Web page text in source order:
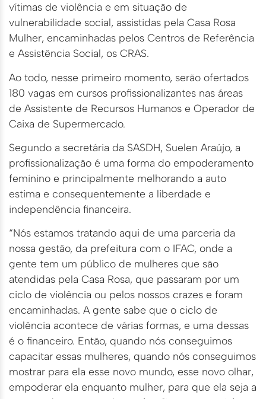
vítimas de violência e em situação de
vulnerabilidade social, assistidas pela Casa Rosa
Mulher, encaminhadas pelos Centros de Referência
e Assistência Social, os CRAS.
Ao todo, nesse primeiro momento, serão ofertados
180 vagas em cursos profissionalizantes nas áreas
de Assistente de Recursos Humanos e Operador de
Caixa de Supermercado.
Segundo a secretária da SASDH, Suelen Araújo, a
profissionalização é uma forma do empoderamento
feminino e principalmente melhorando a auto
estima e consequentemente a liberdade e
independência financeira.
“Nós estamos tratando aqui de uma parceria da
nossa gestão, da prefeitura com o IFAC, onde a
gente tem um público de mulheres que são
atendidas pela Casa Rosa, que passaram por um
ciclo de violência ou pelos nossos crazes e foram
encaminhadas. A gente sabe que o ciclo de
violência acontece de várias formas, e uma dessas
é o financeiro. Então, quando nós conseguimos
capacitar essas mulheres, quando nós conseguimos
mostrar para ela esse novo mundo, esse novo olhar,
empoderar ela enquanto mulher, para que ela seja a